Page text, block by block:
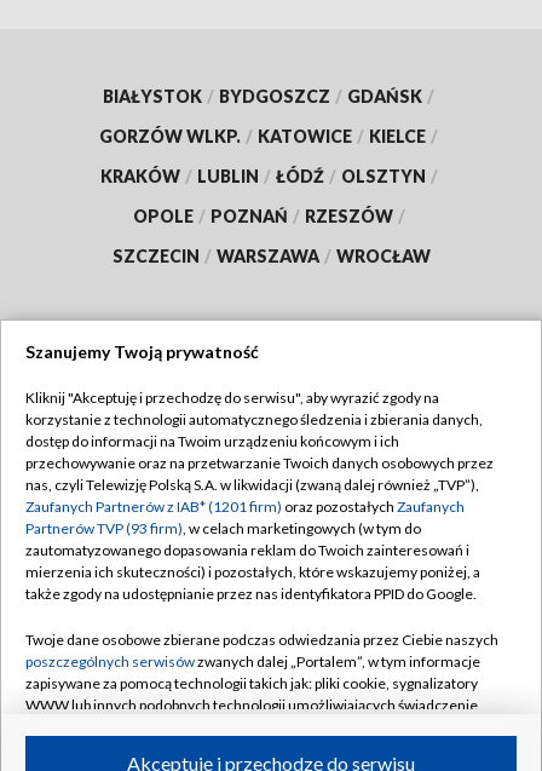
BIAŁYSTOK / BYDGOSZCZ / GDAŃSK /
GORZÓW WLKP. / KATOWICE / KIELCE /
KRAKÓW / LUBLIN / ŁÓDŹ / OLSZTYN /
OPOLE / POZNAŃ / RZESZÓW /
SZCZECIN / WARSZAWA / WROCŁAW
TVP
Abonament TVP
Emisja w TVP
Centrum informacji TVP
Naziemna Telewizja Cyfrowa
Rada Programowa
System NOS
Informacje o nadawcy
Regulamin TVP
Polityka prywatności
Moje zgody
Pomoc
Kontakt
Kanały
Szanujemy Twoją prywatność
Kliknij "Akceptuję i przechodzę do serwisu", aby wyrazić zgody na
korzystanie z technologii automatycznego śledzenia i zbierania danych,
dostęp do informacji na Twoim urządzeniu końcowym i ich
przechowywanie oraz na przetwarzanie Twoich danych osobowych przez
nas, czyli Telewizję Polską S.A. w likwidacji (zwaną dalej również „TVP”),
Zaufanych Partnerów z IAB* (1201 firm) oraz pozostałych Zaufanych
Partnerów TVP (93 firm), w celach marketingowych (w tym do
zautomatyzowanego dopasowania reklam do Twoich zainteresowań i
mierzenia ich skuteczności) i pozostałych, które wskazujemy poniżej, a
także zgody na udostępnianie przez nas identyfikatora PPID do Google.
Twoje dane osobowe zbierane podczas odwiedzania przez Ciebie naszych
poszczególnych serwisówzwanych dalej „Portalem”, w tym informacje
zapisywane za pomocą technologii takich jak: pliki cookie, sygnalizatory
WWW lub innych podobnych technologii umożliwiających świadczenie
Akceptuję i przechodzę do serwisu